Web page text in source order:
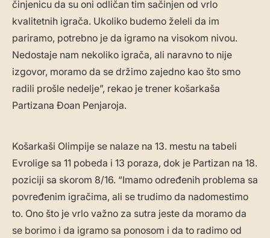
činjenicu da su oni odličan tim sačinjen od vrlo
kvalitetnih igrača. Ukoliko budemo želeli da im
pariramo, potrebno je da igramo na visokom nivou.
Nedostaje nam nekoliko igrača, ali naravno to nije
izgovor, moramo da se držimo zajedno kao što smo
radili prošle nedelje”, rekao je trener košarkaša
Partizana Đoan Penjaroja.
Košarkaši Olimpije se nalaze na 13. mestu na tabeli
Evrolige sa 11 pobeda i 13 poraza, dok je Partizan na 18.
poziciji sa skorom 8/16. “Imamo određenih problema sa
povređenim igračima, ali se trudimo da nadomestimo
to. Ono što je vrlo važno za sutra jeste da moramo da
se borimo i da igramo sa ponosom i da to radimo od